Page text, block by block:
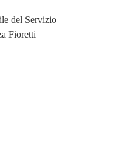
del Servizio
Fioretti